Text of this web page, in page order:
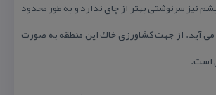
نیز سرنوشتی بهتر از چای ندارد و به طور محدود
می آید. از جهت كشاورزی خاك این منطقه به صورت
است.